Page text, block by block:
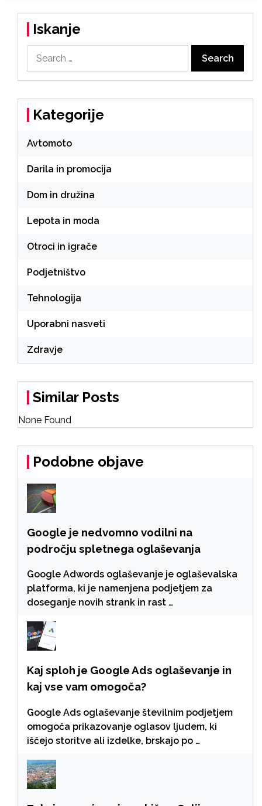
Iskanje
for:
Kategorije
Avtomoto
Darila in promocija
Dom in družina
Lepota in moda
Otroci in igrače
Podjetništvo
Tehnologija
Uporabni nasveti
Zdravje
Similar Posts
None Found
Podobne objave
Google je nedvomno vodilni na
področju spletnega oglaševanja
Google Adwords oglaševanje je oglaševalska
platforma, ki je namenjena podjetjem za
doseganje novih strank in rast …
Kaj sploh je Google Ads oglaševanje in
kaj vse vam omogoča?
Google Ads oglaševanje številnim podjetjem
omogoča prikazovanje oglasov ljudem, ki
iščejo storitve ali izdelke, brskajo po …